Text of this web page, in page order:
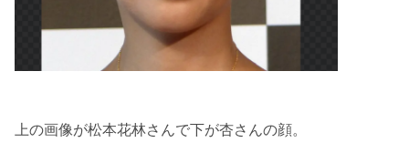
上の画像が松本花林さんで下が杏さんの顔。